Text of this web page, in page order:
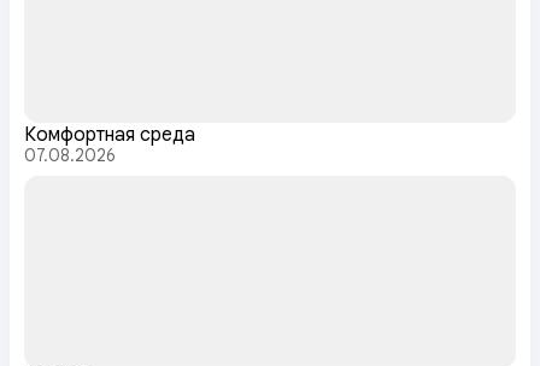
Комфортная среда
07.08.2026